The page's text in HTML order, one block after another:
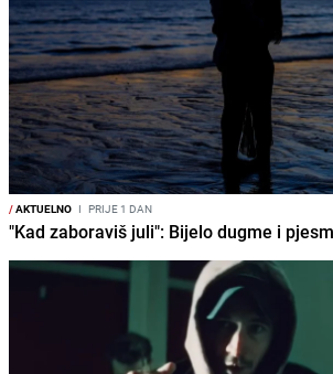
/AKTUELNO I PRIJE 1 DAN
"Kad zaboraviš juli": Bijelo dugme i